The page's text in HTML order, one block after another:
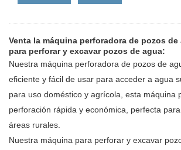
Venta la máquina perforadora de pozos de
para perforar y excavar pozos de agua:
Nuestra máquina perforadora de pozos de
eficiente y fácil de usar para acceder a agua
para uso doméstico y agrícola, esta máquina
perforación rápida y económica, perfecta
áreas rurales.
Nuestra máquina para perforar y excavar